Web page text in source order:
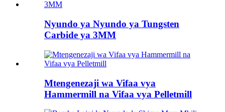
Nyundo ya Nyundo ya Tungsten
Carbide ya 3MM
Mtengenezaji wa Vifaa vya
Hammermill na Vifaa vya Pelletmill